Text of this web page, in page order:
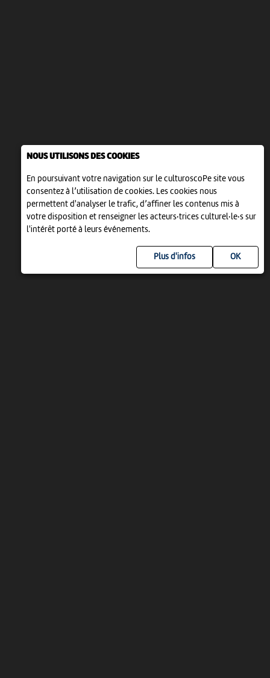
NOUS UTILISONS DES COOKIES
En poursuivant votre navigation sur le culturoscoPe site vous
consentez à l’utilisation de cookies. Les cookies nous
permettent d'analyser le trafic, d’affiner les contenus mis à
votre disposition et renseigner les acteurs·trices culturel·le·s sur
l'intérêt porté à leurs événements.
Plus d'infos